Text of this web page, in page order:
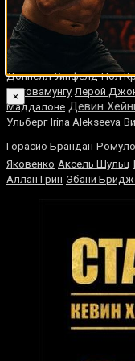
Кампос Теренс
Лана
Майкл Хантер
Стивенс
Исмаил Силлах
Рикардо Спайн
Хесус
Доннелл Уинфелд Пол
Ботовамунгу Лерой
Маддалоне Девин
Ульберг Irina Alekseeva
Горасио Брандан
Яковенко Аксель Шульц
Аллан Грин Эбани
×